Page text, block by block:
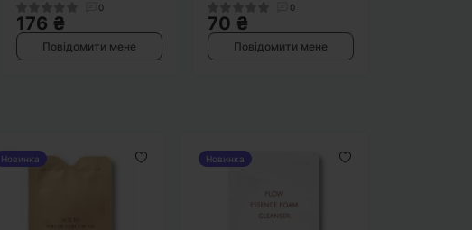
0
176 ₴
Повідомити мене
0
70 ₴
Повідомити мене
Новинка Новинка